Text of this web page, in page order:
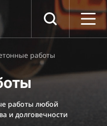
работы
работы любой
и долговечности